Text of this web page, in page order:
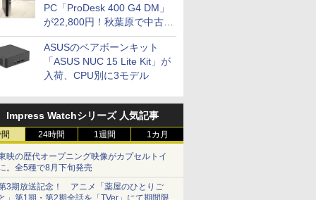
PC「ProDesk 400 G4 DM」
が22,800円！秋葉原で中古
PCセール
ASUSのベアボーンキット
「ASUS NUC 15 Lite Kit」が
入荷、CPU別に3モデル
Impress Watchシリーズ 人気記事
24時間 1週間 1カ月
映の歴代オープニング映像がカプセルトイ
。全5種で8月下旬発売
3期放送記念！ アニメ「薬屋のひとりご
」第1期・第2期全話を「TVer」にて期間限定